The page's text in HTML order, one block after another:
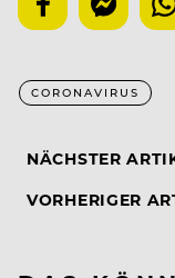
CORONAVIRUS
NÄCHSTER
VORHERIGER